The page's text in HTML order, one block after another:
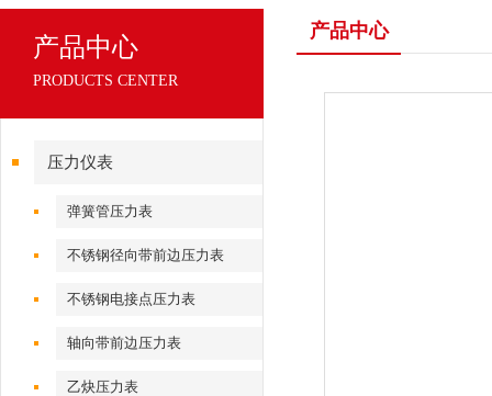
产品中心
PRODUCTS CENTER
压力仪表
弹簧管压力表
不锈钢径向带前边压力表
不锈钢电接点压力表
轴向带前边压力表
乙炔压力表
产品中心